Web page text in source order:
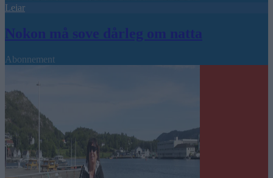
Leiar
Nokon må sove dårleg om natta
Abonnement